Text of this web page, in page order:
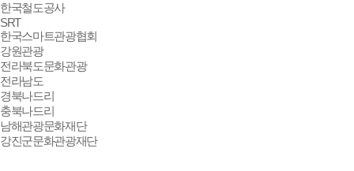
한국철도공사
SRT
한국스마트관광협회
강원관광
전라북도문화관광
전라남도
경북나드리
충북나드리
남해관광문화재단
강진군문화관광재단